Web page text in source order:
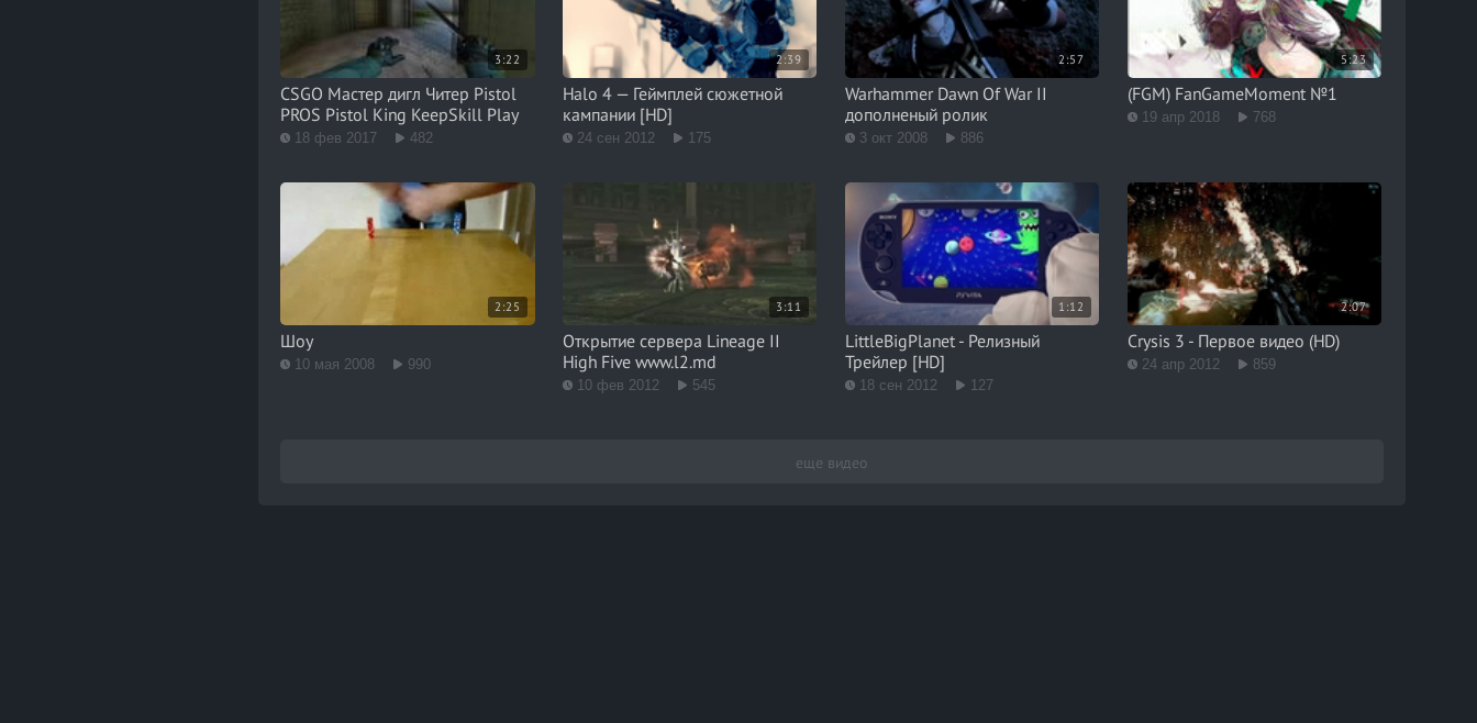
3:22
CSGO Мастер дигл Читер Pistol
PROS Pistol King KeepSkill Play
18 фев 2017 482
2:39
Halo 4 — Геймплей сюжетной
кампании [HD]
24 сен 2012 175
2:57
Warhammer Dawn Of War II
дополненый ролик
3 окт 2008 886
5:23
(FGM) FanGameMoment №1
19 апр 2018 768
2:25
Шоу
10 мая 2008 990
3:11
Открытие сервера Lineage II
High Five www.l2.md
10 фев 2012 545
1:12
LittleBigPlanet - Релизный
Трейлер [HD]
18 сен 2012 127
2:07
Crysis 3 - Первое видео (HD)
24 апр 2012 859
еще видео